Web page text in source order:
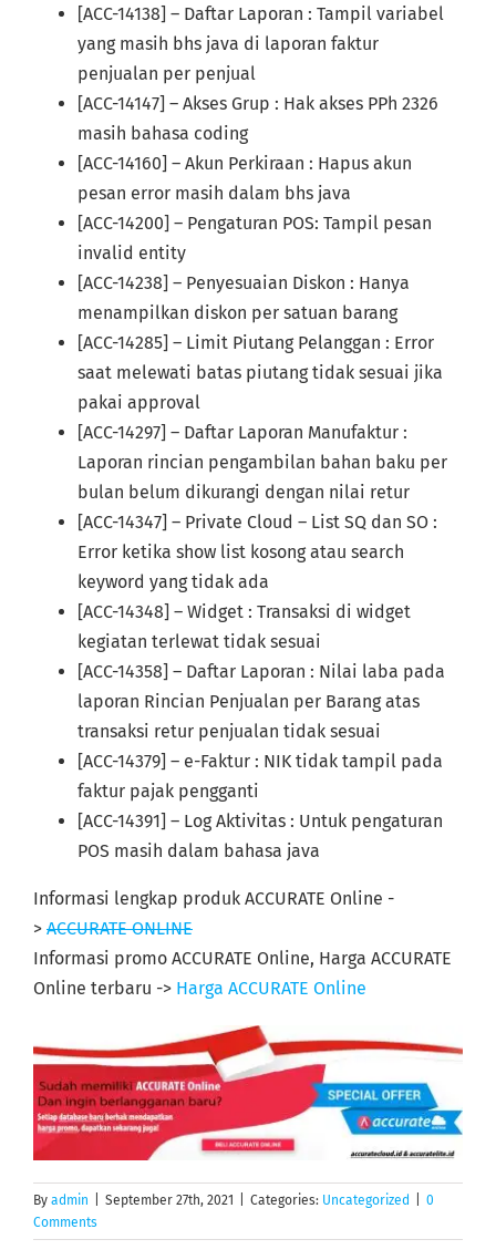
[ACC-14138] – Daftar Laporan : Tampil variabel
yang masih bhs java di laporan faktur
penjualan per penjual
[ACC-14147] – Akses Grup : Hak akses PPh 2326
masih bahasa coding
[ACC-14160] – Akun Perkiraan : Hapus akun
pesan error masih dalam bhs java
[ACC-14200] – Pengaturan POS: Tampil pesan
invalid entity
[ACC-14238] – Penyesuaian Diskon : Hanya
menampilkan diskon per satuan barang
[ACC-14285] – Limit Piutang Pelanggan : Error
saat melewati batas piutang tidak sesuai jika
pakai approval
[ACC-14297] – Daftar Laporan Manufaktur :
Laporan rincian pengambilan bahan baku per
bulan belum dikurangi dengan nilai retur
[ACC-14347] – Private Cloud – List SQ dan SO :
Error ketika show list kosong atau search
keyword yang tidak ada
[ACC-14348] – Widget : Transaksi di widget
kegiatan terlewat tidak sesuai
[ACC-14358] – Daftar Laporan : Nilai laba pada
laporan Rincian Penjualan per Barang atas
transaksi retur penjualan tidak sesuai
[ACC-14379] – e-Faktur : NIK tidak tampil pada
faktur pajak pengganti
[ACC-14391] – Log Aktivitas : Untuk pengaturan
POS masih dalam bahasa java
Informasi lengkap produk ACCURATE Online -
> ACCURATE ONLINE
Informasi promo ACCURATE Online, Harga ACCURATE
Online terbaru -> Harga ACCURATE Online
By admin September 27th, 2021 Categories: Uncategorized
0
Comments